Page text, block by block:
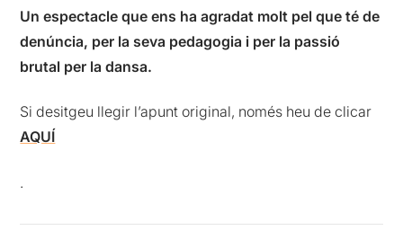
Un espectacle que ens ha agradat molt pel que té de
denúncia, per la seva pedagogia i per la passió
brutal per la dansa.
Si desitgeu llegir l’apunt original, només heu de clicar
AQUÍ
.